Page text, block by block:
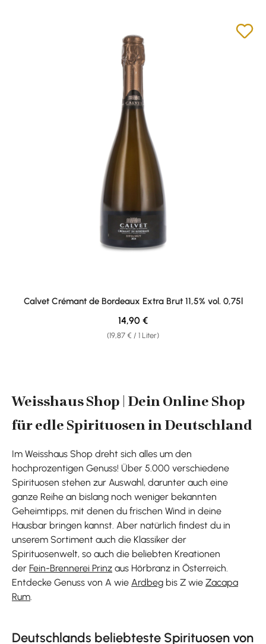
Calvet Crémant de Bordeaux Extra Brut 11,5% vol. 0,75l
(19,87 € / 1 Liter)
Regulärer Preis:
14,90 €
Weisshaus Shop | Dein Online Shop
für edle Spirituosen in Deutschland
Im Weisshaus Shop dreht sich alles um den
hochprozentigen Genuss! Über 5.000 verschiedene
Spirituosen stehen zur Auswahl, darunter auch eine
ganze Reihe an bislang noch weniger bekannten
Geheimtipps, mit denen du frischen Wind in deine
Hausbar bringen kannst. Aber natürlich findest du in
unserem Sortiment auch die Klassiker der
Spirituosenwelt, so auch die beliebten Kreationen
der Fein-Brennerei Prinz aus Hörbranz in Österreich.
Entdecke Genuss von A wie Ardbeg bis Z wie Zacapa
Rum
Deutschlands beliebteste Spirituosen von